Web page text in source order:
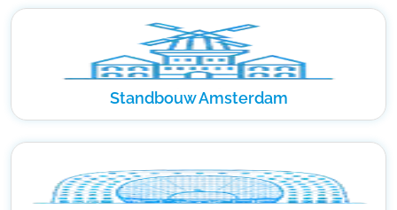
Standbouw Amsterdam